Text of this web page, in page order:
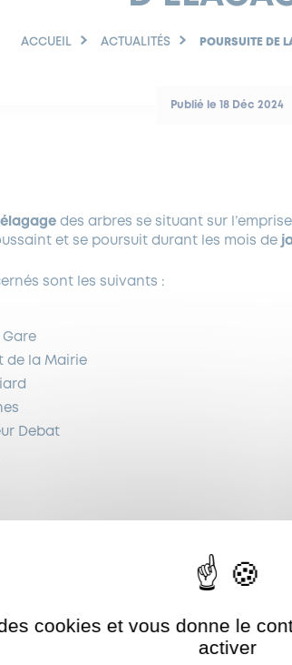
ACCUEIL ACTUALITÉS POURSUITE DE
Publié le 18 Déc 2024
des arbres se situant sur
et se poursuit durant les mois de
sont les suivants :
Gare
de la Mairie
Debat
Jaune
cookies et vous donne le
activer